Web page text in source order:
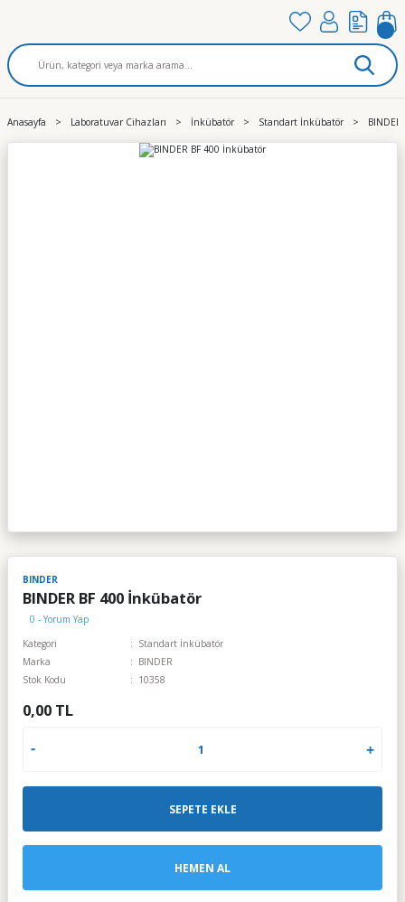
Anasayfa Laboratuvar Cihazları İnkübatör Standart İnkübatör
BINDER
BINDER BF 400 İnkübatör
0 - Yorum Yap
Kategori
Standart İnkübatör
Marka
BINDER
Stok Kodu
10358
0,00 TL
SEPETE EKLE
HEMEN AL